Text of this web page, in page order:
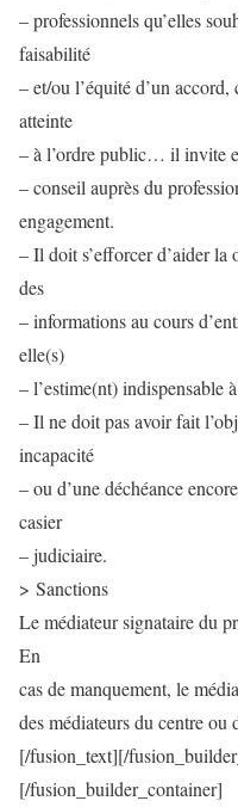
– professionnels qu’elles
faisabilité
– et/ou l’équité d’un accord,
atteinte
– à l’ordre public… il invite
– conseil auprès du
engagement.
– Il doit s’efforcer d’aider la
des
– informations au cours
elle(s)
– l’estime(nt) indispensable
– Il ne doit pas avoir fait
incapacité
– ou d’une déchéance
casier
– judiciaire.
> Sanctions
Le médiateur signataire du
En
cas de manquement, le
des médiateurs du centre ou
[/fusion_text][/
[/fusion_builder_container]